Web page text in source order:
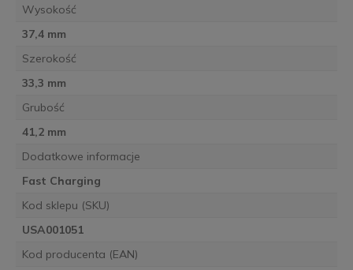
Wysokość
37,4 mm
Szerokość
33,3 mm
Grubość
41,2 mm
Dodatkowe informacje
Fast Charging
Kod sklepu (SKU)
USA001051
Kod producenta (EAN)